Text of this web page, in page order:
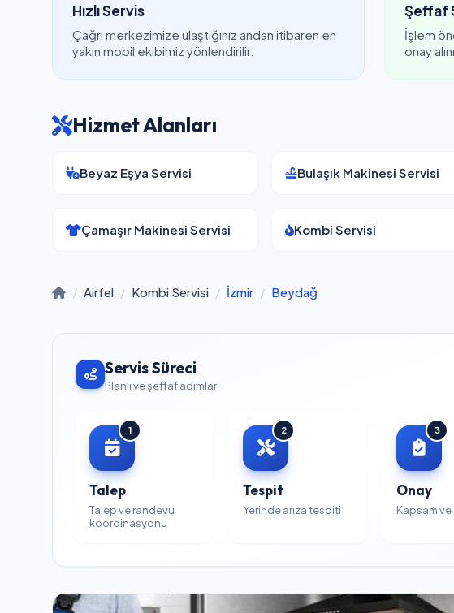
Hızlı Servis
Çağrı merkezimize ulaştığınız andan itibaren en
yakın mobil ekibimiz yönlendirilir.
Şeffaf
İşlem
onay
Hizmet Alanları
Beyaz Eşya Servisi Bulaşık Makinesi Servisi
Çamaşır Makinesi Servisi Kombi Servisi
/ Airfel / Kombi Servisi / İzmir / Beydağ
Servis Süreci
Planlı ve şeffaf adımlar
1
Talep
Talep ve randevu
koordinasyonu
2
Tespit
Yerinde arıza tespiti
3
Onay
Kapsam